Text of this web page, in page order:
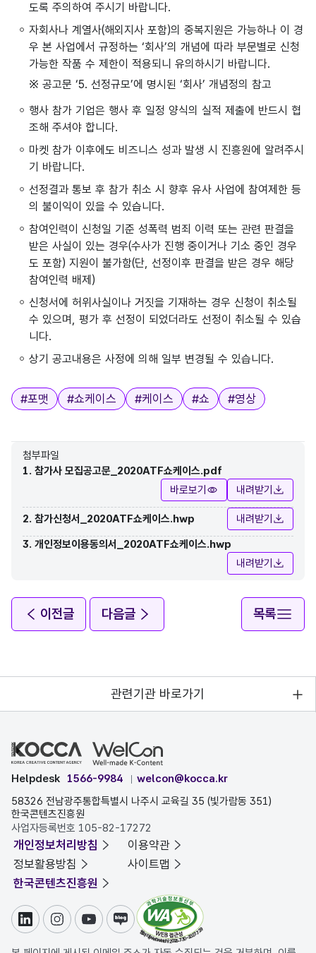
도록 주의하여 주시기 바랍니다.
자회사나 계열사(해외지사 포함)의 중복지원은 가능하나 이 경
우 본 사업에서 규정하는 ‘회사’의 개념에 따라 부문별로 신청
가능한 작품 수 제한이 적용되니 유의하시기 바랍니다.
※ 공고문 ‘5. 선정규모’에 명시된 ‘회사’ 개념정의 참고
행사 참가 기업은 행사 후 일정 양식의 실적 제출에 반드시 협
조해 주셔야 합니다.
마켓 참가 이후에도 비즈니스 성과 발생 시 진흥원에 알려주시
기 바랍니다.
선정결과 통보 후 참가 취소 시 향후 유사 사업에 참여제한 등
의 불이익이 있을 수 있습니다.
참여인력이 신청일 기준 성폭력 범죄 이력 또는 관련 판결을
받은 사실이 있는 경우(수사가 진행 중이거나 기소 중인 경우
도 포함) 지원이 불가함(단, 선정이후 판결을 받은 경우 해당
참여인력 배제)
신청서에 허위사실이나 거짓을 기재하는 경우 신청이 취소될
수 있으며, 평가 후 선정이 되었더라도 선정이 취소될 수 있습
니다.
상기 공고내용은 사정에 의해 일부 변경될 수 있습니다.
태그
#포맷 #쇼케이스 #케이스 #쇼 #영상
첨부파일
1. 참가사 모집공고문_2020ATF쇼케이스.pdf
바로보기
내려받기
2. 참가신청서_2020ATF쇼케이스.hwp
내려받기
3. 개인정보이용동의서_2020ATF쇼케이스.hwp
내려받기
이전글 다음글 목록
관련기관 바로가기
Helpdesk 1566-9984
welcon@kocca.kr
58326 전남광주통합특별시 나주시 교육길 35 (빛가람동 351)
한국콘텐츠진흥원
사업자등록번호 105-82-17272
개인정보처리방침
이용약관
정보활용방침
사이트맵
한국콘텐츠진흥원
링크드인인스타그램
유튜브블로그